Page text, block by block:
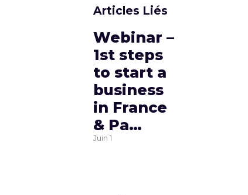
Articles Liés
Webinar –
1st steps
to start a
business
in France
& Pa…
Juin 1